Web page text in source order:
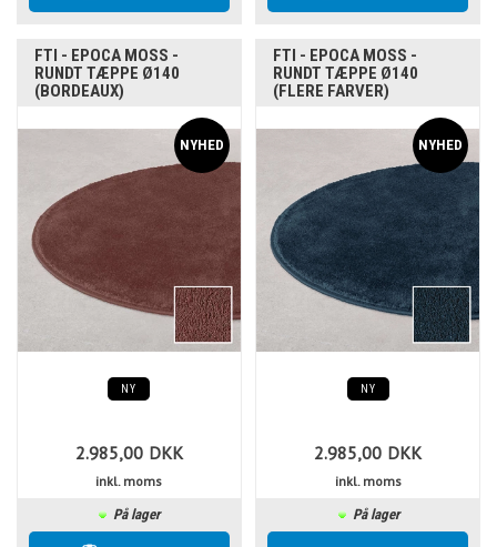
FTI - EPOCA MOSS -
RUNDT TÆPPE Ø140
(BORDEAUX)
NY
2.985,00 DKK
inkl. moms
På lager
FTI - EPOCA MOSS -
RUNDT TÆPPE Ø140
(FLERE FARVER)
NY
2.985,00 DKK
inkl. moms
På lager